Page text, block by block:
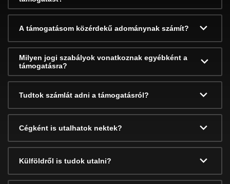
A támogatásom közérdekű adománynak számít?
Milyen jogi szabályok vonatkoznak egyébként a
támogatásra?
Tudtok számlát adni a támogatásról?
Cégként is utalhatok nektek?
Külföldről is tudok utalni?